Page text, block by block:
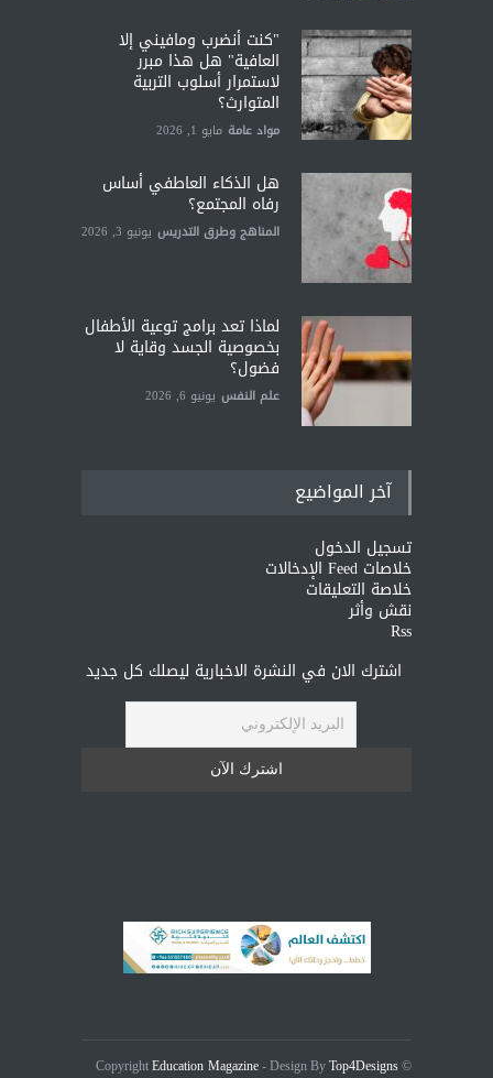
"كنت أنضرب ومافيني إلا
العافية" هل هذا مبرر
لاستمرار أسلوب التربية
المتوارث؟
مواد عامة مايو 1, 2026
هل الذكاء العاطفي أساس
رفاه المجتمع؟
المناهج وطرق التدريس يونيو 3, 2026
لماذا تعد برامج توعية الأطفال
بخصوصية الجسد وقاية لا
فضول؟
علم النفس يونيو 6, 2026
آخر المواضيع
تسجيل الدخول
خلاصات Feed الإدخالات
خلاصة التعليقات
نقش وأثر
Rss
اشترك الان في النشرة الاخبارية ليصلك كل جديد
© Copyright
Education Magazine - Design By Top4Designs